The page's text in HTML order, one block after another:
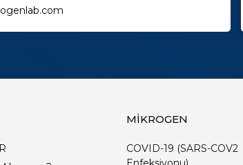
MİKROGEN
COVID-19 (SARS-COV2